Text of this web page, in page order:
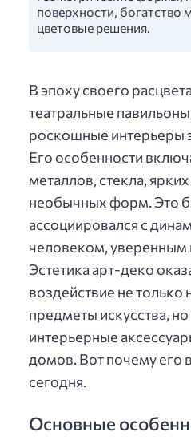
поверхности, богатство
цветовые решения.
В эпоху своего
театральные
роскошные интерьеры
Его особенности
металлов, стекла,
необычных форм. Это
ассоциировался с
человеком,
Эстетика арт-деко
воздействие не только
предметы искусства,
интерьерные
домов. Вот почему его
сегодня.
Основные